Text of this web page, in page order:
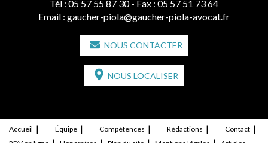
Tél : 05 57 55 87 30 - Fax : 05 57 51 73 64
Email : gaucher-piola@gaucher-piola-avocat.fr
NOUS CONTACTER
NOUS LOCALISER
Accueil Équipe Compétences Rédactions
Contact